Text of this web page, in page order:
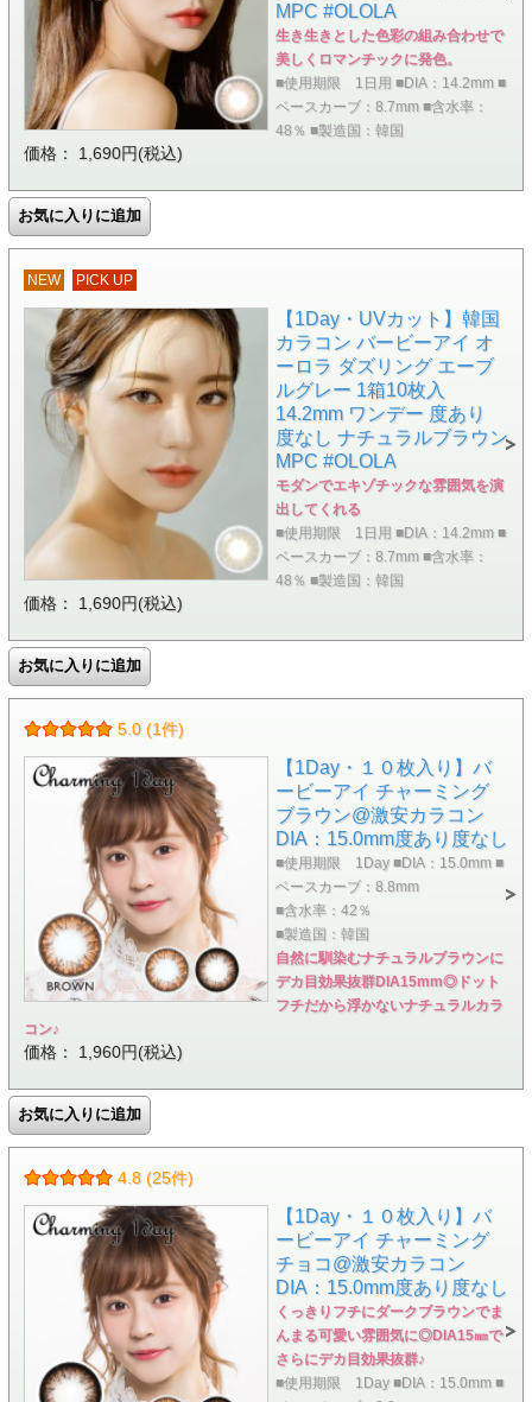
MPC #OLOLA
生き生きとした色彩の組み合わせで
美しくロマンチックに発色。
■使用期限 1日用 ■DIA：14.2mm ■
ベースカーブ：8.7mm ■含水率：
48％ ■製造国：韓国
価格： 1,690円(税込)
NEW PICK UP
【1Day・UVカット】韓国
カラコン バービーアイ オ
ーロラ ダズリング エーブ
ルグレー 1箱10枚入
14.2mm ワンデー 度あり
度なし ナチュラルブラウン
MPC #OLOLA
モダンでエキゾチックな雰囲気を演
出してくれる
■使用期限 1日用 ■DIA：14.2mm ■
ベースカーブ：8.7mm ■含水率：
48％ ■製造国：韓国
価格： 1,690円(税込)
5.0 (1件)
【1Day・１０枚入り】バ
ービーアイ チャーミング
ブラウン@激安カラコン
DIA：15.0mm度あり度なし
■使用期限 1Day ■DIA：15.0mm ■
ベースカーブ：8.8mm
■含水率：42％
■製造国：韓国
自然に馴染むナチュラルブラウンに
デカ目効果抜群DIA15mm◎ドット
フチだから浮かないナチュラルカラ
コン♪
価格： 1,960円(税込)
4.8 (25件)
【1Day・１０枚入り】バ
ービーアイ チャーミング
チョコ@激安カラコン
DIA：15.0mm度あり度なし
くっきりフチにダークブラウンでま
んまる可愛い雰囲気に◎DIA15㎜で
さらにデカ目効果抜群♪
■使用期限 1Day ■DIA：15.0mm ■